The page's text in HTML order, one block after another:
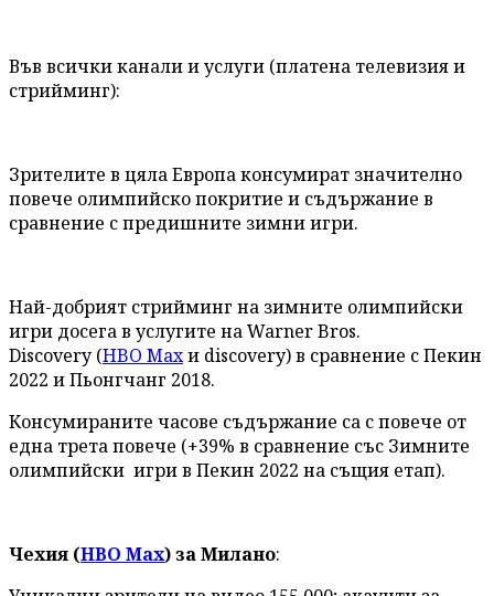
Във всички канали и услуги (платена телевизия и
стрийминг):
Зрителите в цяла Европа консумират значително
повече олимпийско покритие и съдържание в
сравнение с предишните зимни игри.
Най-добрият стрийминг на зимните олимпийски
игри досега в услугите на Warner Bros.
Discovery (HBO Maxи discovery) в сравнение с Пекин
2022 и Пьонгчанг 2018.
Консумираните часове съдържание са с повече от
една трета повече (+39% в сравнение със Зимните
олимпийски игри в Пекин 2022 на същия етап).
Чехия (HBO Max) за Милано: